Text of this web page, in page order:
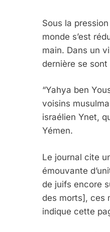
Sous la
monde s’est
main. Dans un
dernière se
“Yahya ben
voisins
israélien Ynet,
Yémen.
Le journal cite
émouvante
de juifs encore
des morts], ces
indique cette